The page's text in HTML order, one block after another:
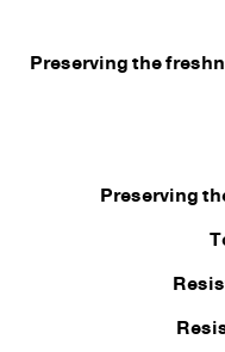
Preserving the
Preserving